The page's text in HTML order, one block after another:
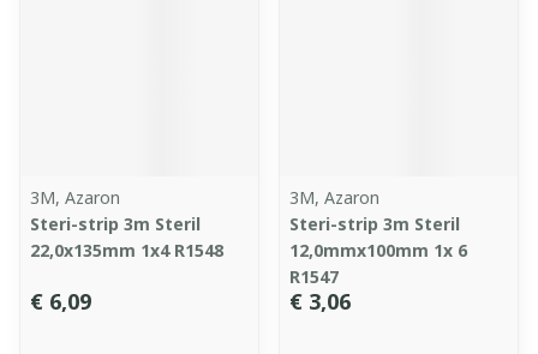
3M, Azaron
Steri-strip 3m Steril
22,0x135mm 1x4 R1548
€ 6,09
3M, Azaron
Steri-strip 3m Steril
12,0mmx100mm 1x 6
R1547
€ 3,06